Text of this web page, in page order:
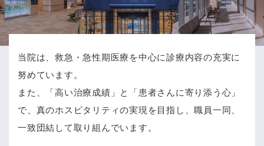
当院は、救急・急性期医療を中心に診療内容の充実に
努めています。
また、「高い治療成績」と「患者さんに寄り添う心」
で、 真のホスピタリティの実現を目指し、職員一同、
一致団結して取り組んでいます。